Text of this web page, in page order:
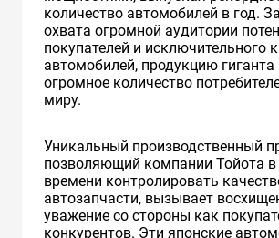
количество автомобилей в год.
охвата огромной аудитории
покупателей и исключительного
автомобилей, продукцию
огромное количество
миру.
Уникальный производственный
позволяющий компании Тойота
времени контролировать
автозапчасти, вызывает
уважение со стороны как
конкурентов. Эти японские